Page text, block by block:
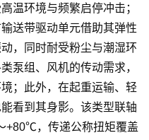
温环境与频繁启停冲击；
送带驱动单元借助其弹性
，同时耐受粉尘与潮湿环
泵组、风机的传动需求，
；此外，在起重运输、轻
看到其身影。该类型联轴
+80℃，传递公称扭矩覆盖